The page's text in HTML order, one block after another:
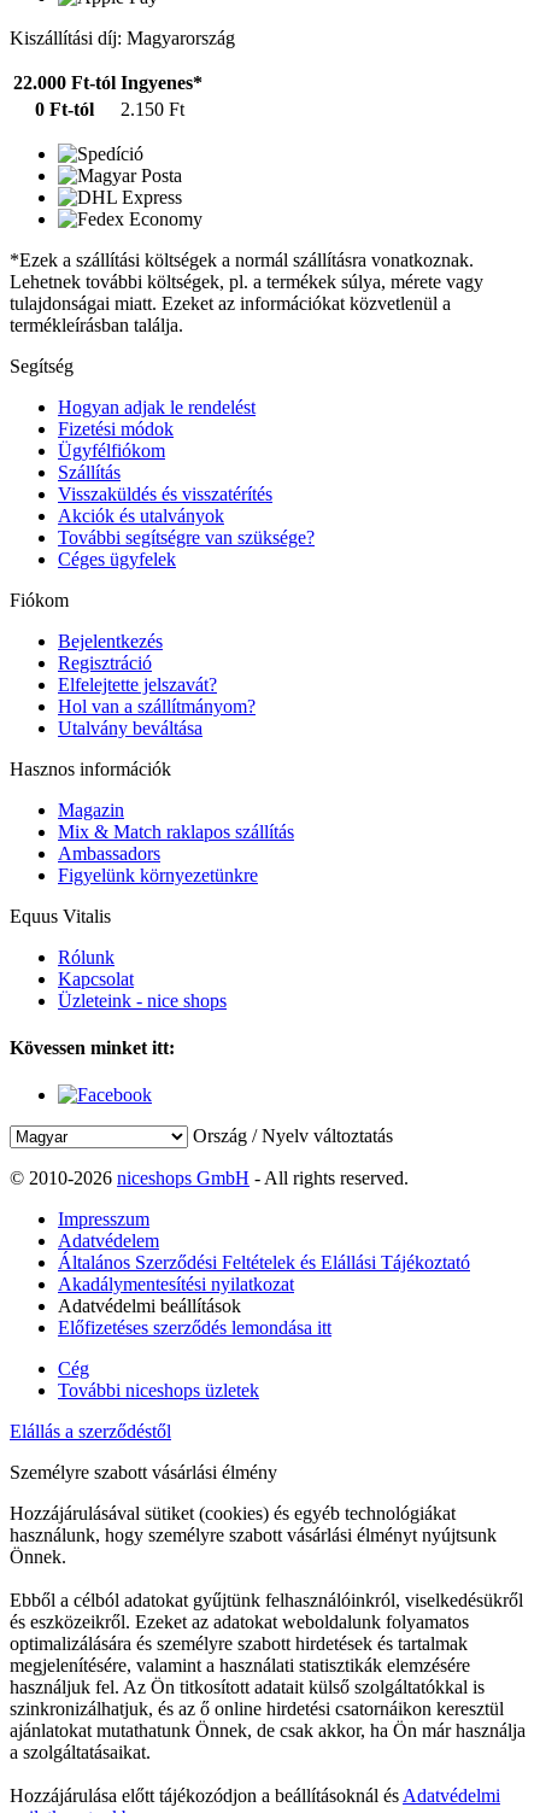
Kiszállítási díj: Magyarország
22.000 Ft-tól Ingyenes*
0 Ft-tól
2.150 Ft
*Ezek a szállítási költségek a normál szállításra vonatkoznak.
Lehetnek további költségek, pl. a termékek súlya, mérete vagy
tulajdonságai miatt. Ezeket az információkat közvetlenül a
termékleírásban találja.
Segítség
Hogyan adjak le rendelést
Fizetési módok
Ügyfélfiókom
Szállítás
Visszaküldés és visszatérítés
Akciók és utalványok
További segítségre van szüksége?
Céges ügyfelek
Fiókom
Bejelentkezés
Regisztráció
Elfelejtette jelszavát?
Hol van a szállítmányom?
Utalvány beváltása
Hasznos információk
Magazin
Mix & Match raklapos szállítás
Ambassadors
Figyelünk környezetünkre
Equus Vitalis
Rólunk
Kapcsolat
Üzleteink - nice shops
Kövessen minket itt:
Ország / Nyelv változtatás
© 2010-2026 niceshops GmbH - All rights reserved.
Impresszum
Adatvédelem
Általános Szerződési Feltételek és Elállási Tájékoztató
Akadálymentesítési nyilatkozat
Adatvédelmi beállítások
Előfizetéses szerződés lemondása itt
Cég
További niceshops üzletek
Elállás a szerződéstől
Személyre szabott vásárlási élmény
Hozzájárulásával sütiket (cookies) és egyéb technológiákat
használunk, hogy személyre szabott vásárlási élményt nyújtsunk
Önnek.
Ebből a célból adatokat gyűjtünk felhasználóinkról, viselkedésükről
és eszközeikről. Ezeket az adatokat weboldalunk folyamatos
optimalizálására és személyre szabott hirdetések és tartalmak
megjelenítésére, valamint a használati statisztikák elemzésére
használjuk fel. Az Ön titkosított adatait külső szolgáltatókkal is
szinkronizálhatjuk, és az ő online hirdetési csatornáikon keresztül
ajánlatokat mutathatunk Önnek, de csak akkor, ha Ön már használja
a szolgáltatásaikat.
Hozzájárulása előtt tájékozódjon a beállításoknál és Adatvédelmi